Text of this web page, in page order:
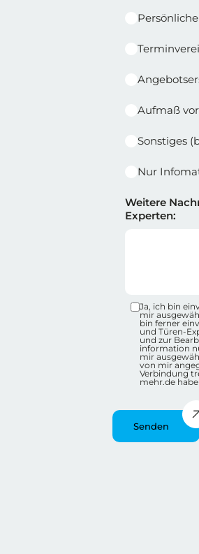
Aufmaß
Sonstiges
Nur
Weitere
Experten:
Ja, ich bin
mir
bin ferner
und Türen-
und zur
information
mir
von mir
Verbindung
mehr.de